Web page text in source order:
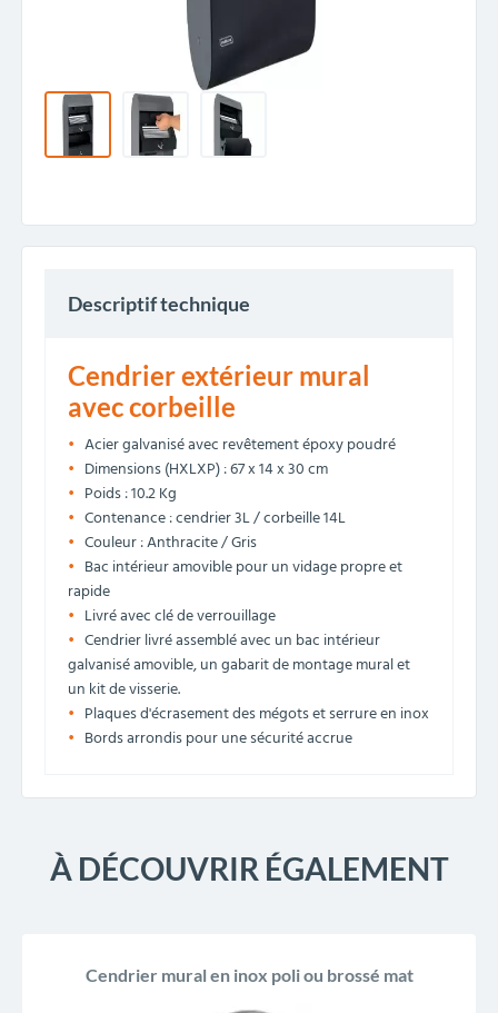
Descriptif technique
Cendrier extérieur mural
avec corbeille
Acier galvanisé avec revêtement époxy poudré
Dimensions (HXLXP) : 67 x 14 x 30 cm
Poids : 10.2 Kg
Contenance : cendrier 3L / corbeille 14L
Couleur : Anthracite / Gris
Bac intérieur amovible pour un vidage propre et
rapide
Livré avec clé de verrouillage
Cendrier livré assemblé avec un bac intérieur
galvanisé amovible, un gabarit de montage mural et
un kit de visserie.
Plaques d'écrasement des mégots et serrure en inox
Bords arrondis pour une sécurité accrue
À DÉCOUVRIR ÉGALEMENT
Cendrier mural en inox poli ou brossé mat